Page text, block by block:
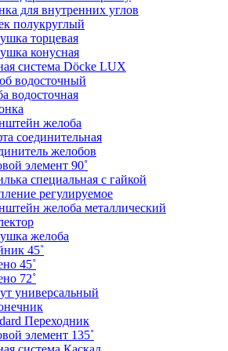
для внутренних углов
полукруглый
торцевая
конусная
система Döcke LUX
водосточный
водосточная
желоба
соединительная
желобов
элемент 90˚
специальная с гайкой
регулируемое
желоба металлический
желоба
45˚
45˚
72˚
универсальный
Переходник
элемент 135˚